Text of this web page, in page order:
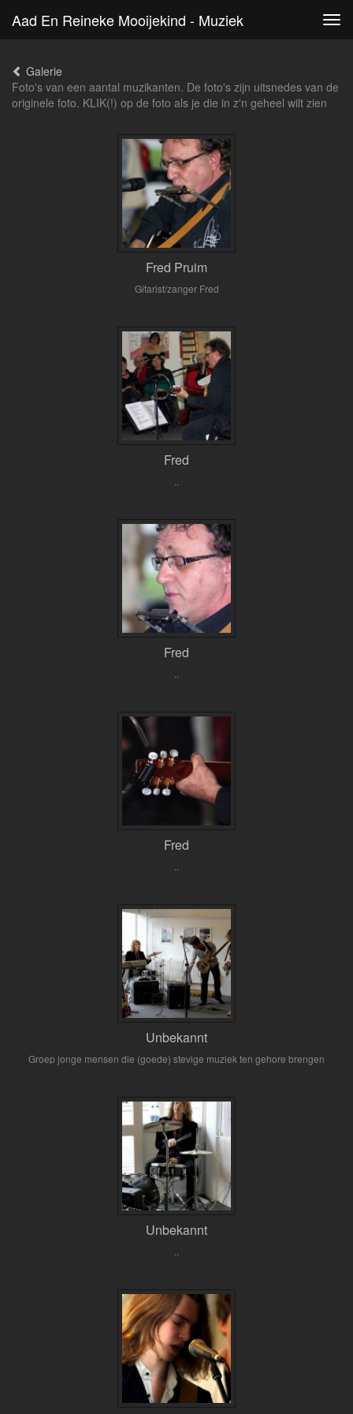
Aad En Reineke Mooijekind - Muziek
Galerie
Foto's van een aantal muzikanten. De foto's zijn uitsnedes van de
originele foto. KLIK(!) op de foto als je die in z'n geheel wilt zien
Fred Pruim
Gitarist/zanger Fred
Fred
Fred
Fred
Unbekannt
Groep jonge mensen die (goede) stevige muziek ten gehore brengen
Unbekannt